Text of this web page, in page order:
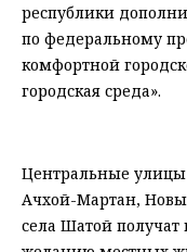
республики
по федеральному
комфортной
городская среда».
Центральные улицы
Ачхой-Мартан,
села Шатой получат